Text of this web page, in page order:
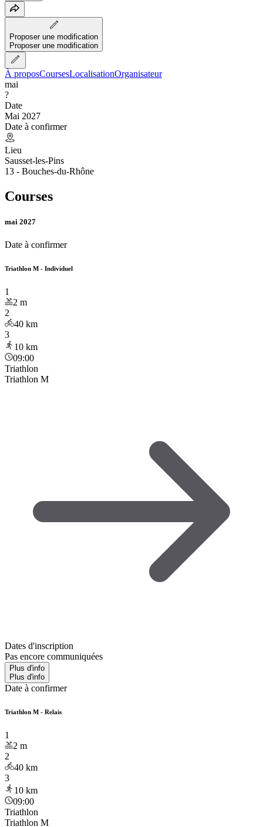
Proposer une modification
Proposer une modification
À proposCoursesLocalisationOrganisateur
mai
?
Date
Mai 2027
Date à confirmer
Lieu
Sausset-les-Pins
13 - Bouches-du-Rhône
Courses
mai 2027
Date à confirmer
Triathlon M - Individuel
1
2 m
2
40 km
3
10 km
09:00
Triathlon
Triathlon M
Dates d'inscription
Pas encore communiquées
Plus d'info
Plus d'info
Date à confirmer
Triathlon M - Relais
1
2 m
2
40 km
3
10 km
09:00
Triathlon
Triathlon M